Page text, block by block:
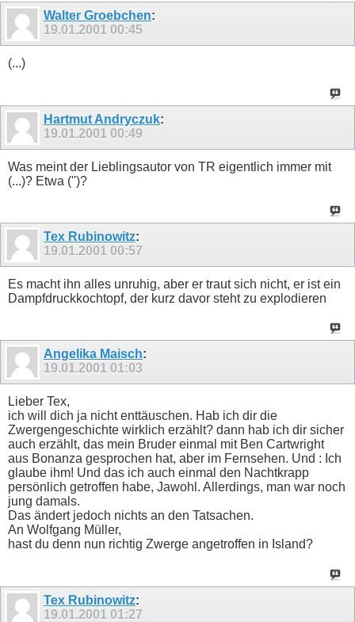
Walter Groebchen:
19.01.2001 00:45
(...)
Hartmut Andryczuk:
19.01.2001 00:49
Was meint der Lieblingsautor von TR eigentlich immer mit
(...)? Etwa ('')?
Tex Rubinowitz:
19.01.2001 00:57
Es macht ihn alles unruhig, aber er traut sich nicht, er ist ein
Dampfdruckkochtopf, der kurz davor steht zu explodieren
Angelika Maisch:
19.01.2001 01:03
Lieber Tex,
ich will dich ja nicht enttäuschen. Hab ich dir die
Zwergengeschichte wirklich erzählt? dann hab ich dir sicher
auch erzählt, das mein Bruder einmal mit Ben Cartwright
aus Bonanza gesprochen hat, aber im Fernsehen. Und : Ich
glaube ihm! Und das ich auch einmal den Nachtkrapp
persönlich getroffen habe, Jawohl. Allerdings, man war noch
jung damals.
Das ändert jedoch nichts an den Tatsachen.
An Wolfgang Müller,
hast du denn nun richtig Zwerge angetroffen in Island?
Tex Rubinowitz:
19.01.2001 01:27